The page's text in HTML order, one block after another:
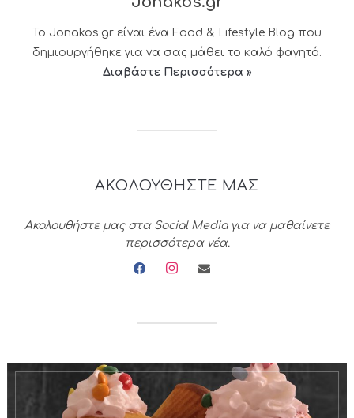
Το Jonakos.gr είναι ένα Food & Lifestyle Blog που
δημιουργήθηκε για να σας μάθει το καλό φαγητό.
Διαβάστε Περισσότερα »
ΑΚΟΛΟΥΘΗΣΤΕ ΜΑΣ
Ακολουθήστε μας στα Social Media για να μαθαίνετε
περισσότερα νέα.
facebookinstagramenvelope